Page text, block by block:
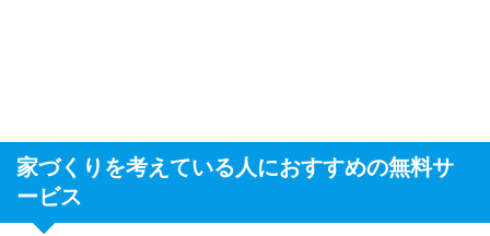
家づくりを考えている人におすすめの無料サ
ービス